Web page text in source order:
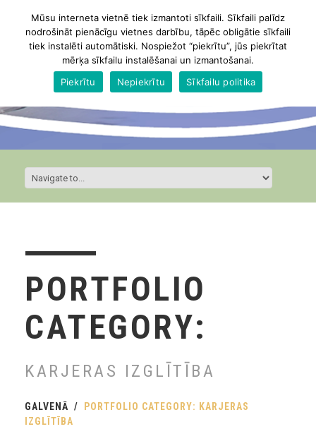
PORTFOLIO
CATEGORY:
KARJERAS IZGLĪTĪBA
GALVENĀ
PORTFOLIO CATEGORY: KARJERAS
IZGLĪTĪBA
Mūsu interneta vietnē tiek izmantoti sīkfaili. Sīkfaili palīdz
nodrošināt pienācīgu vietnes darbību, tāpēc obligātie sīkfaili
tiek instalēti automātiski. Nospiežot “piekrītu”, jūs piekrītat
mērķa sīkfailu instalēšanai un izmantošanai.
Piekrītu
Nepiekrītu Sīkfailu politika